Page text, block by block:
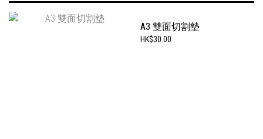
A3 雙面切割墊
HK$30.00